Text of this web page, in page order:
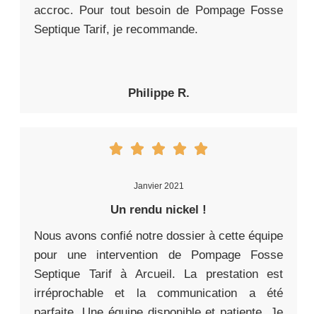
accroc. Pour tout besoin de Pompage Fosse
Septique Tarif, je recommande.
Philippe R.
Janvier 2021
Un rendu nickel !
Nous avons confié notre dossier à cette équipe
pour une intervention de Pompage Fosse
Septique Tarif à Arcueil. La prestation est
irréprochable et la communication a été